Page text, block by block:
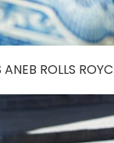
ANEB ROLLS